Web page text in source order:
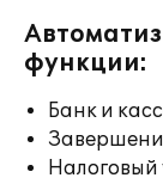
функции:
Банк и
Налоговый